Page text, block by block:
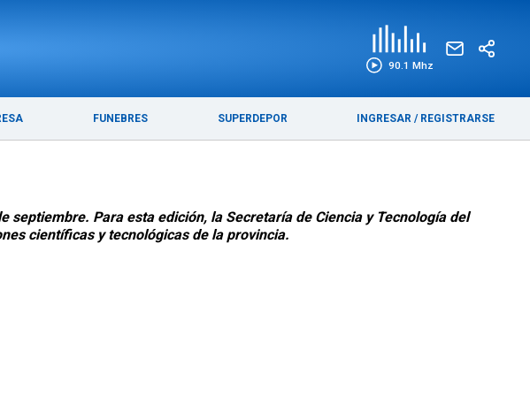
90.1 Mhz
FUNEBRES SUPERDEPOR INGRESAR / REGISTRARSE
Para esta edición, la Secretaría de Ciencia y Tecnología del
científicas y tecnológicas de la provincia.